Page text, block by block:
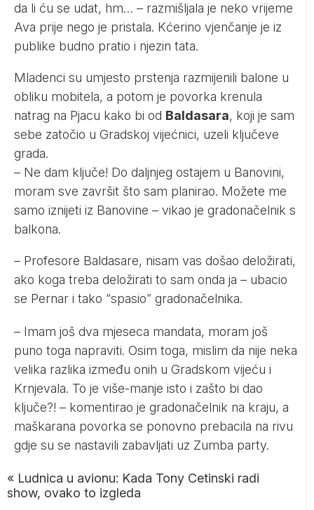
da li ću se udat, hm… – razmišljala je neko vrijeme
Ava prije nego je pristala. Kćerino vjenčanje je iz
publike budno pratio i njezin tata.
Mladenci su umjesto prstenja razmijenili balone u
obliku mobitela, a potom je povorka krenula
natrag na Pjacu kako bi od Baldasara, koji je sam
sebe zatočio u Gradskoj vijećnici, uzeli ključeve
grada.
– Ne dam ključe! Do daljnjeg ostajem u Banovini,
moram sve završit što sam planirao. Možete me
samo iznijeti iz Banovine – vikao je gradonačelnik s
balkona.
– Profesore Baldasare, nisam vas došao deložirati,
ako koga treba deložirati to sam onda ja – ubacio
se Pernar i tako “spasio” gradonačelnika.
– Imam još dva mjeseca mandata, moram još
puno toga napraviti. Osim toga, mislim da nije neka
velika razlika između onih u Gradskom vijeću i
Krnjevala. To je više-manje isto i zašto bi dao
ključe?! – komentirao je gradonačelnik na kraju, a
maškarana povorka se ponovno prebacila na rivu
gdje su se nastavili zabavljati uz Zumba party.
« Ludnica u avionu: Kada Tony Cetinski radi
show, ovako to izgleda